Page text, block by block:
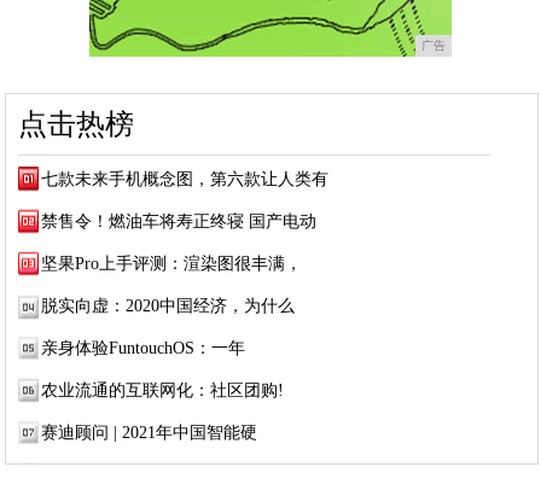
广告
点击热榜
七款未来手机概念图，第六款让人类有
禁售令！燃油车将寿正终寝 国产电动
坚果Pro上手评测：渲染图很丰满，
脱实向虚：2020中国经济，为什么
亲身体验FuntouchOS：一年
农业流通的互联网化：社区团购​!
赛迪顾问 | 2021年中国智能硬